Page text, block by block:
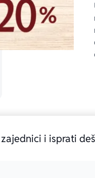
i isprati